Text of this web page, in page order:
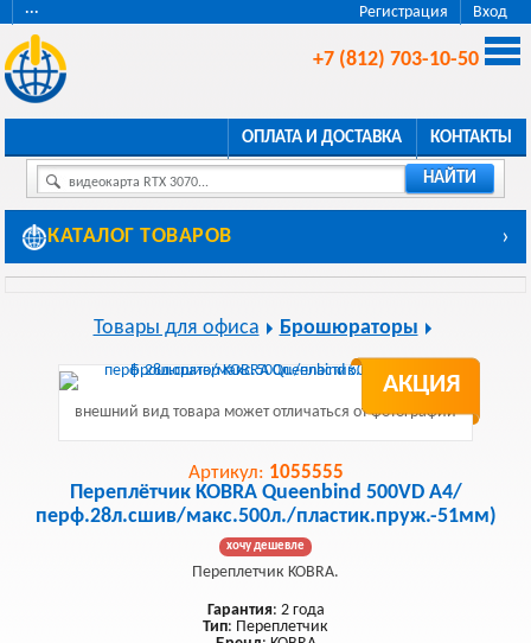
Регистрация Вход
···
+7 (812) 703-10-50
ОПЛАТА И ДОСТАВКА КОНТАКТЫ
видеокарта RTX 3070... НАЙТИ
КАТАЛОГ ТОВАРОВ ›
Товары для офиса Брошюраторы
АКЦИЯ
внешний вид товара может отличаться от фотографии
Артикул: 1055555
Переплётчик KOBRA Queenbind 500VD A4/
перф.28л.сшив/макс.500л./пластик.пруж.-51мм)
хочу дешевле
Переплетчик KOBRA.
Гарантия: 2 года
Тип: Переплетчик